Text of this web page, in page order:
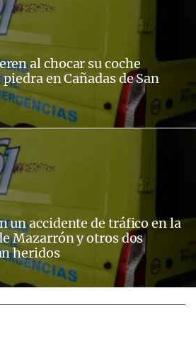
al chocar su coche
en Cañadas de San
un accidente de tráfico en la
Mazarrón y otros dos
heridos